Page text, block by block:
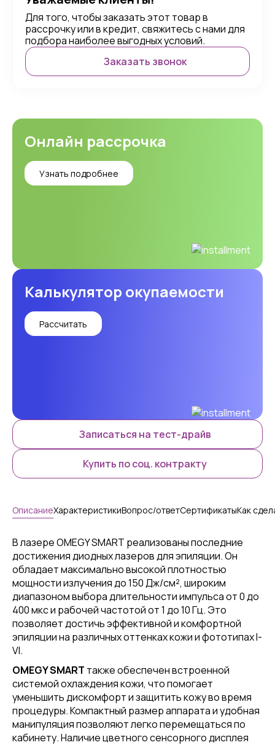
Для того, чтобы заказать этот товар в
рассрочку или в кредит, свяжитесь с нами для
подбора наиболее выгодных условий.
Заказать звонок
Онлайн рассрочка
Узнать подробнее
Калькулятор окупаемости
Рассчитать
Записаться на тест-драйв
Купить по соц. контракту
ОписаниеХарактеристикиВопрос/ответСертификатыКак
В лазере OMEGY SMART реализованы последние
достижения диодных лазеров для эпиляции. Он
обладает максимально высокой плотностью
мощности излучения до 150 Дж/см², широким
диапазоном выбора длительности импульса от 0 до
400 мкс и рабочей частотой от 1 до 10 Гц. Это
позволяет достичь эффективной и комфортной
эпиляции на различных оттенках кожи и фототипах I-
VI.
OMEGY SMART также обеспечен встроенной
системой охлаждения кожи, что помогает
уменьшить дискомфорт и защитить кожу во время
процедуры. Компактный размер аппарата и удобная
манипуляция позволяют легко перемещаться по
кабинету. Наличие цветного сенсорного дисплея